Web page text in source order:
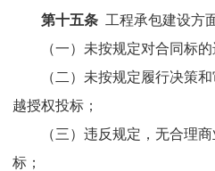
第十五条 工程承包建设方
（一）未按规定对合同标
（二）未按规定履行决策
越授权投标；
（三）违反规定，无合理
标；